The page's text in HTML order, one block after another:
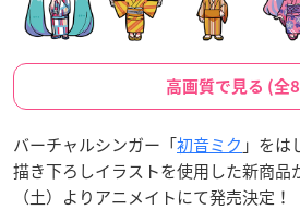
高画質で見る (全
バーチャルシンガー「初音ミク 」をは
描き下ろしイラストを使用した新商品
（土）よりアニメイトにて発売決定！